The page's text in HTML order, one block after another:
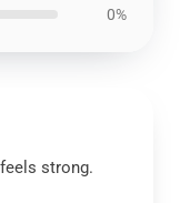
0%
strong.